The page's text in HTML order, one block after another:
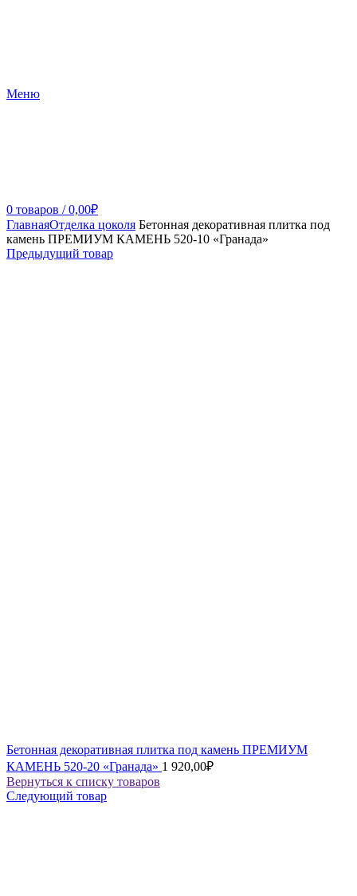
Меню
0 товаров / 0,00₽
ГлавнаяОтделка цоколя Бетонная декоративная плитка под
камень ПРЕМИУМ КАМЕНЬ 520-10 «Гранада»
Предыдущий товар
Бетонная декоративная плитка под камень ПРЕМИУМ
КАМЕНЬ 520-20 «Гранада» 1 920,00₽
Вернуться к списку товаров
Следующий товар